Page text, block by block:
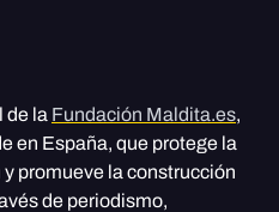
de la Fundación Maldita.es,
en España, que protege la
promueve la construcción
de periodismo,